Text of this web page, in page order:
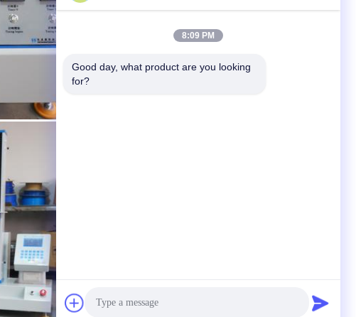
8:09 PM
Good day, what product are you looking
for?